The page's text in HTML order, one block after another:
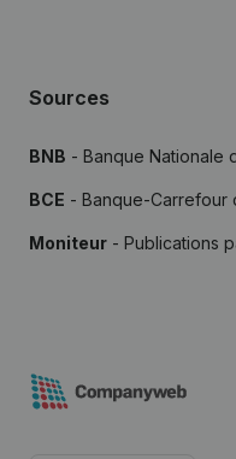
Sources
BNB - Banque Nationale
BCE - Banque-Carrefour
Moniteur - Publications